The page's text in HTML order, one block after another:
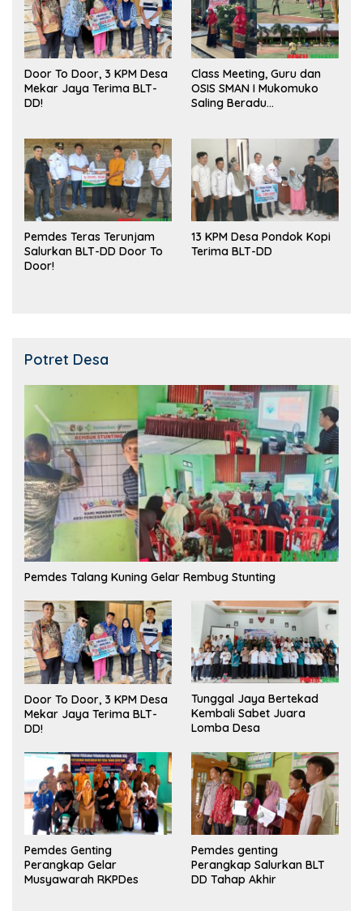
Door To Door, 3 KPM Desa
Mekar Jaya Terima BLT-
DD!
Class Meeting, Guru dan
OSIS SMAN I Mukomuko
Saling Beradu
Pemdes Teras Terunjam
Salurkan BLT-DD Door To
Door!
13 KPM Desa Pondok Kopi
Terima BLT-DD
Potret Desa
Pemdes Talang Kuning Gelar Rembug Stunting
Door To Door, 3 KPM Desa
Mekar Jaya Terima BLT-
DD!
Tunggal Jaya Bertekad
Kembali Sabet Juara
Lomba Desa
Pemdes Genting
Perangkap Gelar
Musyawarah RKPDes
Pemdes genting
Perangkap Salurkan BLT
DD Tahap Akhir